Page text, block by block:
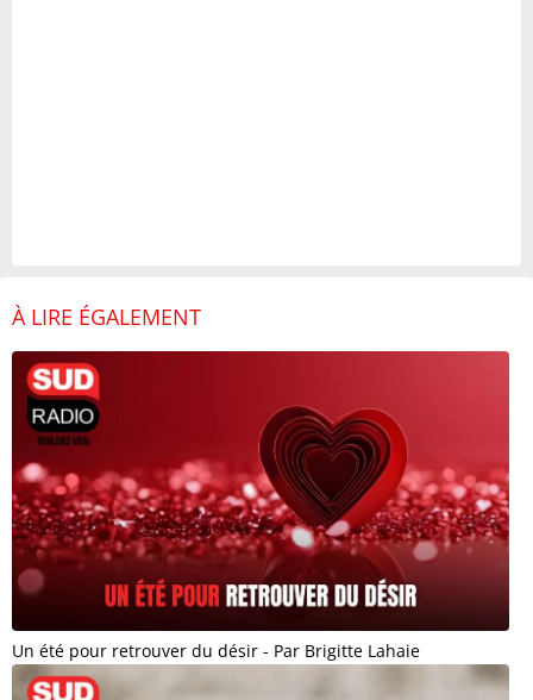
À LIRE ÉGALEMENT
Un été pour retrouver du désir - Par Brigitte Lahaie